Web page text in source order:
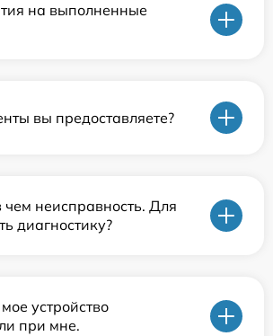
на выполненные
вы предоставляете?
неисправность. Для
диагностику?
устройство
при мне.